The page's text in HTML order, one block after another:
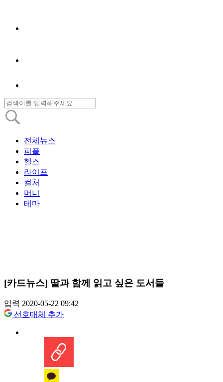
전체뉴스
피플
헬스
라이프
컬처
머니
테마
[카드뉴스] 딸과 함께 읽고 싶은 도서들
입력 2020-05-22 09:42
선호매체 추가